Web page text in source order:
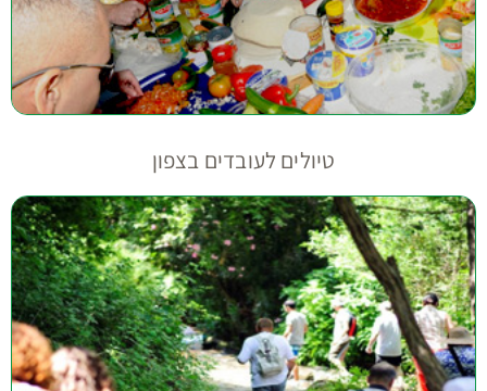
טיולים לעובדים בצפון